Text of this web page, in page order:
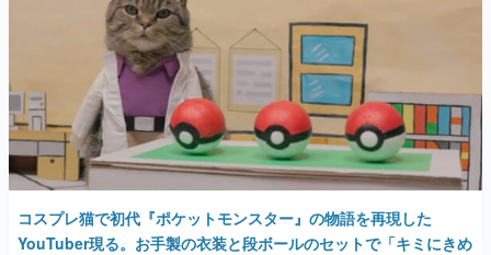
なんでゲームは面白い？
ゲーム開発者・hamatsu氏がゲームの魅力を画面や操作の
具体的な形から解き明かしていく、硬派で骨太な評論連載
です。
ゲームが変えた日本語
「経験値」「裏技」「ラスボス」… ゲームにまつわる言葉
の起源や用法の変遷を、コンピューター文化史研究家・タ
イニーP氏が徹底調査。
カテゴリ
コスプレ猫で初代『ポケットモンスター』の物語を再現した
YouTuber現る。お手製の衣装と段ボールのセットで「キミにきめ